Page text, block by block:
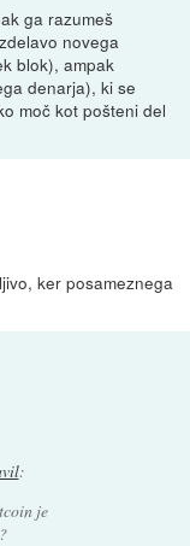
ga razumeš
novega
blok), ampak
denarja), ki se
moč kot pošteni del
ker posameznega
:
je